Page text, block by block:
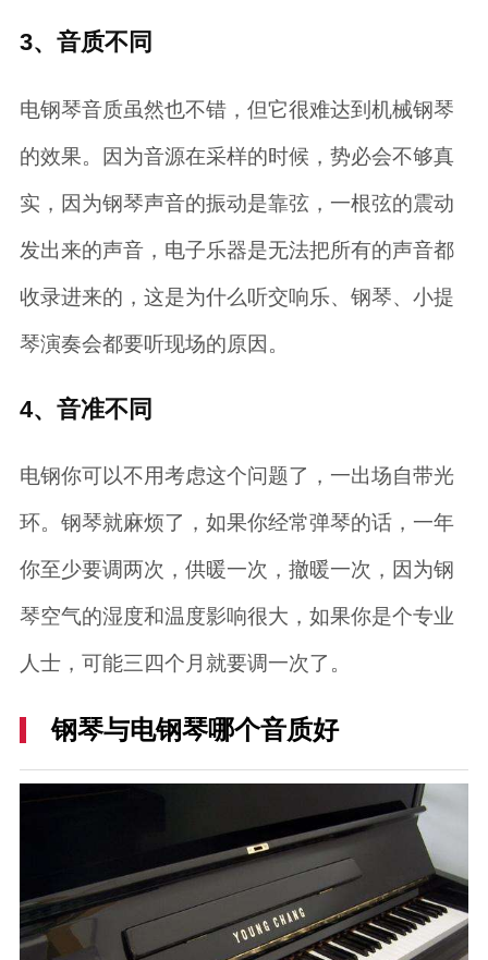
3、音质不同
电钢琴音质虽然也不错，但它很难达到机械钢琴
的效果。因为音源在采样的时候，势必会不够真
实，因为钢琴声音的振动是靠弦，一根弦的震动
发出来的声音，电子乐器是无法把所有的声音都
收录进来的，这是为什么听交响乐、钢琴、小提
琴演奏会都要听现场的原因。
4、音准不同
电钢你可以不用考虑这个问题了，一出场自带光
环。钢琴就麻烦了，如果你经常弹琴的话，一年
你至少要调两次，供暖一次，撤暖一次，因为钢
琴空气的湿度和温度影响很大，如果你是个专业
人士，可能三四个月就要调一次了。
钢琴与电钢琴哪个音质好